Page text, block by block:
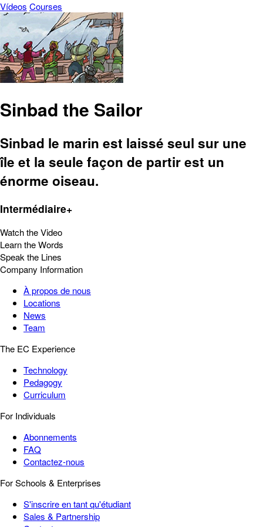
Vídeos Courses
Sinbad the Sailor
Sinbad le marin est laissé seul sur une
île et la seule façon de partir est un
énorme oiseau.
Intermédiaire+
Watch the Video
Learn the Words
Speak the Lines
Company Information
À propos de nous
Locations
News
Team
The EC Experience
Technology
Pedagogy
Curriculum
For Individuals
Abonnements
FAQ
Contactez-nous
For Schools & Enterprises
S'inscrire en tant qu'étudiant
Sales & Partnership